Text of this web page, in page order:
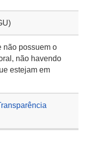
não possuem o
não havendo
estejam em